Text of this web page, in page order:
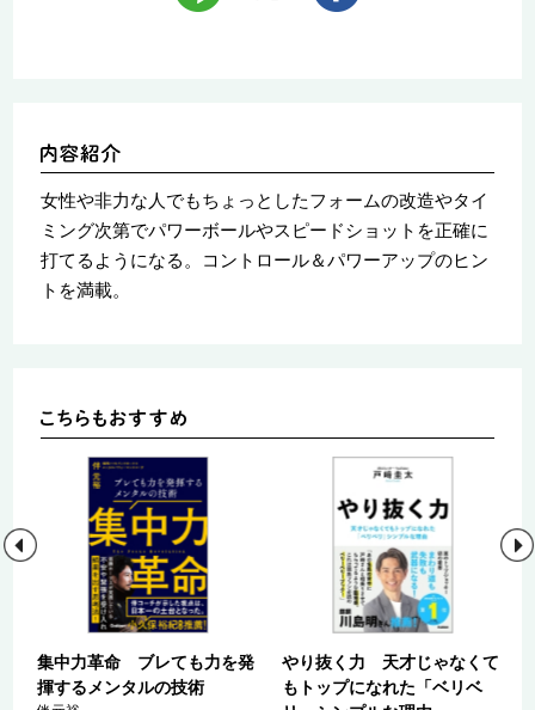
女性や非力な人でもちょっとしたフォームの改造やタイ
ミング次第でパワーボールやスピードショットを正確に
打てるようになる。コントロール＆パワーアップのヒン
トを満載。
集中力革命 ブレても力を発
揮するメンタルの技術
やり抜く力 天才じゃなくて
もトップになれた「ベリベ